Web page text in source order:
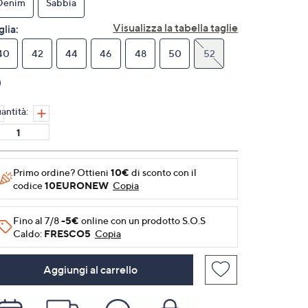
alla
pagina.
Sabbia
Visualizza la tabella taglie
42 44 46 48 50 52
Primo ordine? Ottieni 10€ di sconto con il
codice10EURONEW Copia
Fino al 7/8-5€ online con un prodotto S.O.S
Caldo: FRESCO5 Copia
Aggiungi al carrello